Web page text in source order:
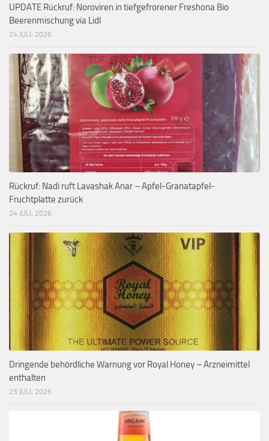
UPDATE Rückruf: Noroviren in tiefgefrorener Freshona Bio
Beerenmischung via Lidl
24 JULI, 2026
Rückruf: Nadi ruft Lavashak Anar – Apfel-Granatapfel-
Fruchtplatte zurück
24 JULI, 2026
Dringende behördliche Warnung vor Royal Honey – Arzneimittel
enthalten
23 JULI, 2026